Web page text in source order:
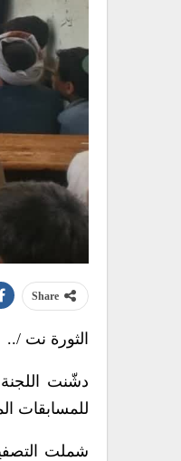
Share
الثورة نت /..
دشّنت اللجنة
للمسابقات
شملت